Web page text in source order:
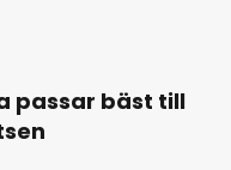
passar bäst till